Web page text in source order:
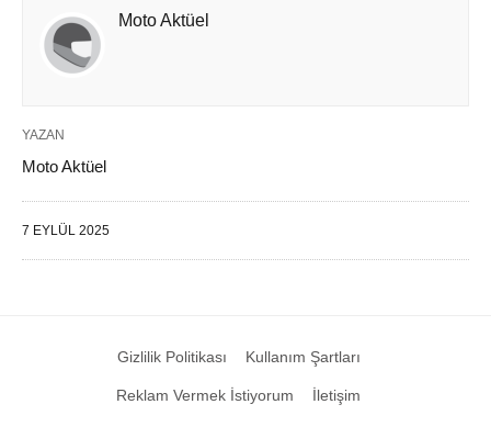
Moto Aktüel
YAZAN
Moto Aktüel
7 EYLÜL 2025
Gizlilik Politikası Kullanım Şartları
Reklam Vermek İstiyorum İletişim